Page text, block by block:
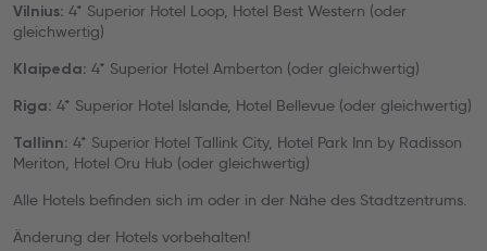
Vilnius: 4* Superior Hotel Loop, Hotel Best Western (oder
gleichwertig)
Klaipeda: 4* Superior Hotel Amberton (oder gleichwertig)
Riga: 4* Superior Hotel Islande, Hotel Bellevue (oder gleichwertig)
Tallinn: 4* Superior Hotel Tallink City, Hotel Park Inn by Radisson
Meriton, Hotel Oru Hub (oder gleichwertig)
Alle Hotels befinden sich im oder in der Nähe des Stadtzentrums.
Änderung der Hotels vorbehalten!